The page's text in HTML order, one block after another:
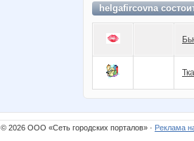
helgafircovna
© 2026 ООО «Сеть городских порталов» · Реклама